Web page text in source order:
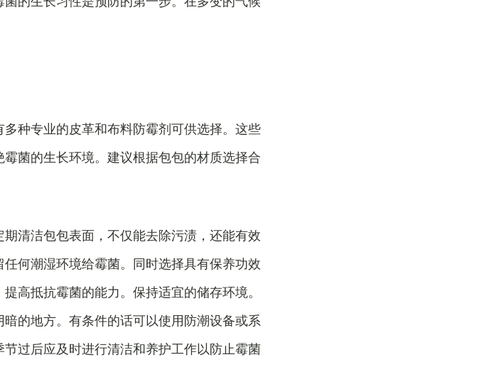
种专业的皮革和布料防霉剂可供选择。这些
菌的生长环境。建议根据包包的材质选择合
清洁包包表面，不仅能去除污渍，还能有效
何潮湿环境给霉菌。同时选择具有保养功效
高抵抗霉菌的能力。保持适宜的储存环境。
的地方。有条件的话可以使用防潮设备或系
过后应及时进行清洁和养护工作以防止霉菌